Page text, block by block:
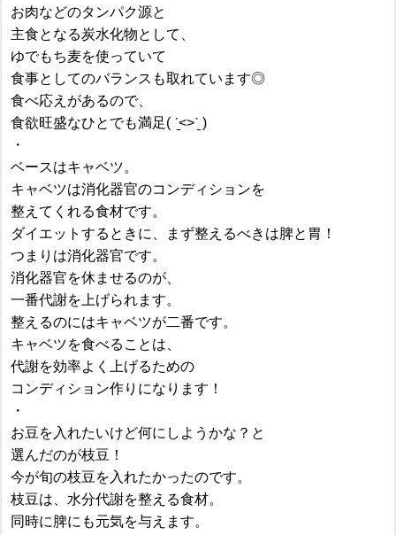
お肉などのタンパク源と
主食となる炭水化物として、
ゆでもち麦を使っていて
食事としてのバランスも取れています◎
食べ応えがあるので、
食欲旺盛なひとでも満足( ˊ̱˂˃ˋ̱ )
・
ベースはキャベツ。
キャベツは消化器官のコンディションを
整えてくれる食材です。
ダイエットするときに、まず整えるべきは脾と胃！
つまりは消化器官です。
消化器官を休ませるのが、
一番代謝を上げられます。
整えるのにはキャベツが二番です。
キャベツを食べることは、
代謝を効率よく上げるための
コンディション作りになります！
・
お豆を入れたいけど何にしようかな？と
選んだのが枝豆！
今が旬の枝豆を入れたかったのです。
枝豆は、水分代謝を整える食材。
同時に脾にも元気を与えます。